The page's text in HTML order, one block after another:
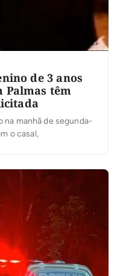
de 3 anos
Palmas têm
manhã de segunda-
o casal,